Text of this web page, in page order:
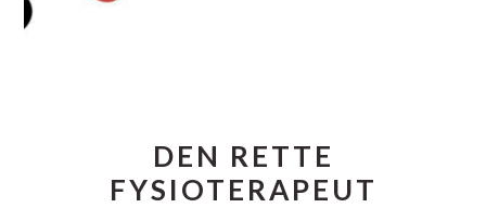
DEN RETTE
FYSIOTERAPEUT